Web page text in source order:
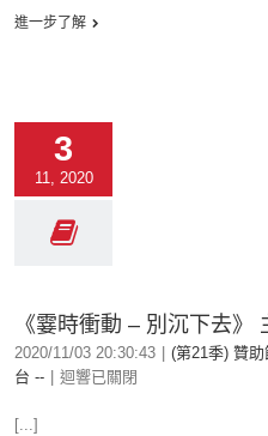
進一步了解
3
11, 2020
《霎時衝動 – 別沉下去》
2020/11/03 20:30:43 (第21季) 贊
台 --
迴響已關閉
[...]